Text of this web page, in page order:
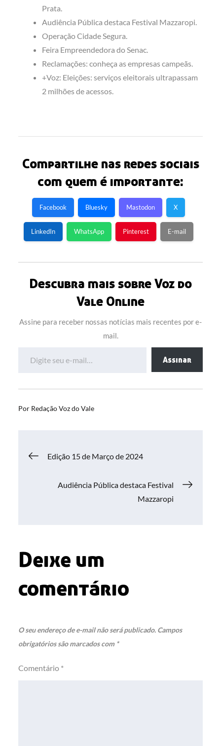
Prata.
Audiência Pública destaca Festival Mazzaropi.
Operação Cidade Segura.
Feira Empreendedora do Senac.
Reclamações: conheça as empresas campeãs.
+Voz: Eleições: serviços eleitorais ultrapassam
2 milhões de acessos.
Compartilhe nas redes sociais
com quem é importante:
Facebook Bluesky Mastodon X
LinkedIn WhatsApp Pinterest E-mail
Descubra mais sobre Voz do
Vale Online
Assine para receber nossas notícias mais recentes por e-
mail.
Assinar
Por Redação Voz do Vale
Navegação
Edição 15 de Março de 2024
Audiência Pública destaca Festival
Mazzaropi
Deixe um
comentário
O seu endereço de e-mail não será publicado. Campos
obrigatórios são marcados com *
Comentário *